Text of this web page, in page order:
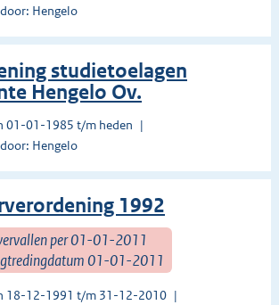
Hengelo
studietoelagen
Hengelo Ov.
01-01-1985 t/m heden
Hengelo
1992
per 01-01-2011
01-01-2011
18-12-1991 t/m 31-12-2010